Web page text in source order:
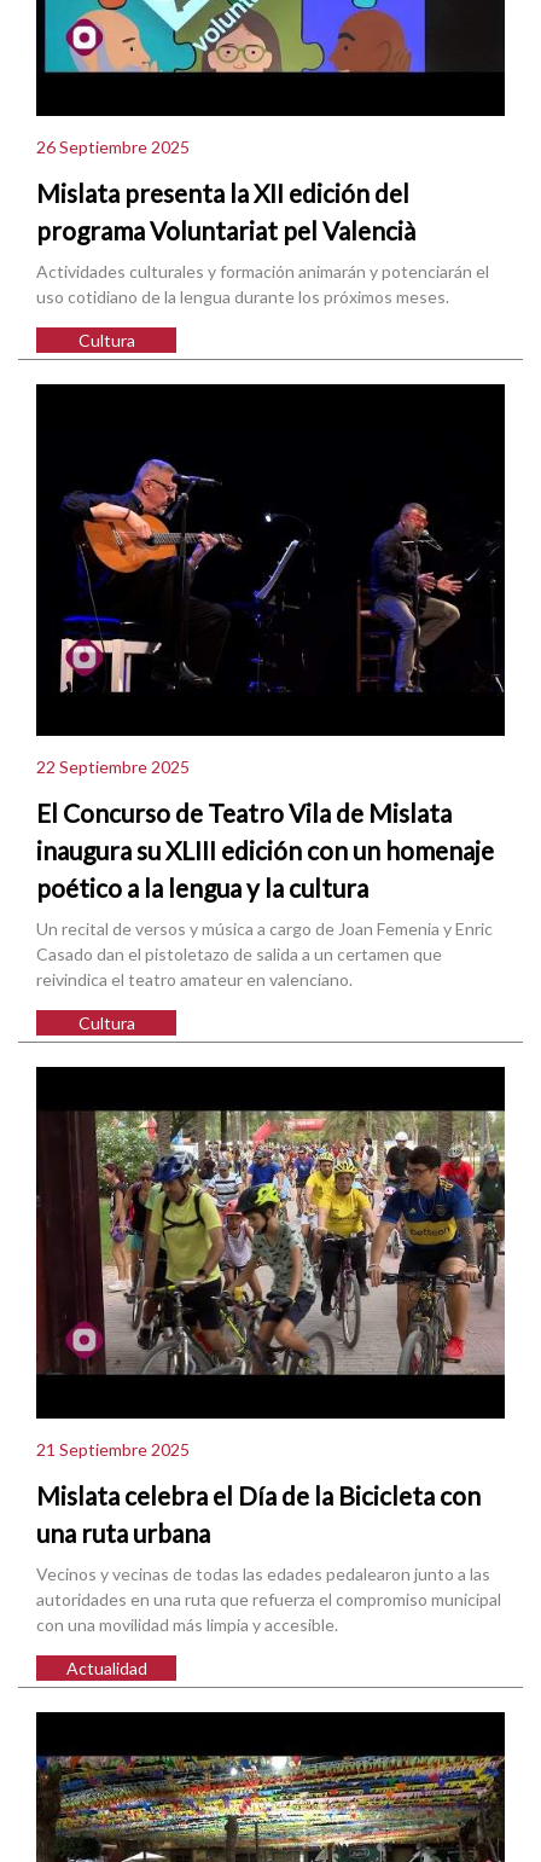
26 Septiembre 2025
Mislata presenta la XII edición del
programa Voluntariat pel Valencià
Actividades culturales y formación animarán y potenciarán el
uso cotidiano de la lengua durante los próximos meses.
Cultura
22 Septiembre 2025
El Concurso de Teatro Vila de Mislata
inaugura su XLIII edición con un homenaje
poético a la lengua y la cultura
Un recital de versos y música a cargo de Joan Femenia y Enric
Casado dan el pistoletazo de salida a un certamen que
reivindica el teatro amateur en valenciano.
Cultura
21 Septiembre 2025
Mislata celebra el Día de la Bicicleta con
una ruta urbana
Vecinos y vecinas de todas las edades pedalearon junto a las
autoridades en una ruta que refuerza el compromiso municipal
con una movilidad más limpia y accesible.
Actualidad